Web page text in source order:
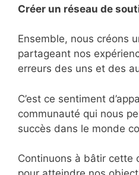
Créer un réseau de
Ensemble, nous créons
partageant nos
erreurs des uns et des
C’est ce sentiment
communauté qui nous
succès dans le monde
Continuons à bâtir cette